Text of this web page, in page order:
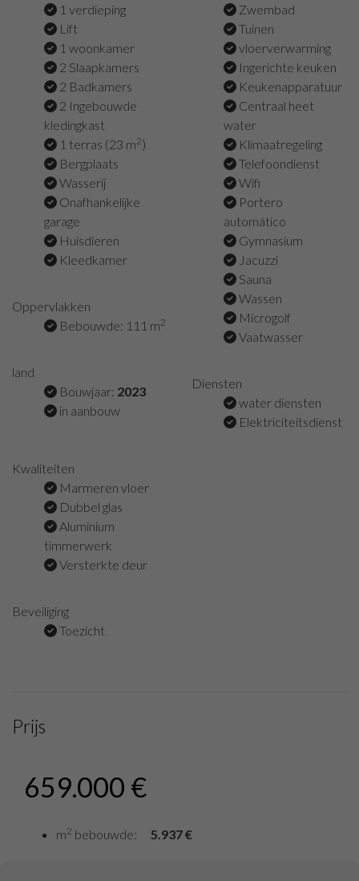
1 verdieping
Lift
1 woonkamer
2 Slaapkamers
2 Badkamers
2 Ingebouwde
kledingkast
1 terras (23 m2)
Bergplaats
Wasserij
Onafhankelijke
garage
Huisdieren
Kleedkamer
Oppervlakken
Bebouwde: 111 m2
land
Bouwjaar: 2023
in aanbouw
Zwembad
Tuinen
vloerverwarming
Ingerichte keuken
Keukenapparatuur
Centraal heet
water
Klimaatregeling
Telefoondienst
Wifi
Portero
automático
Gymnasium
Jacuzzi
Sauna
Wassen
Microgolf
Vaatwasser
Diensten
water diensten
Elektriciteitsdienst
Kwaliteiten
Marmeren vloer
Dubbel glas
Aluminium
timmerwerk
Versterkte deur
Beveiliging
Toezicht
Prijs
659.000 €
m2 bebouwde: 5.937 €